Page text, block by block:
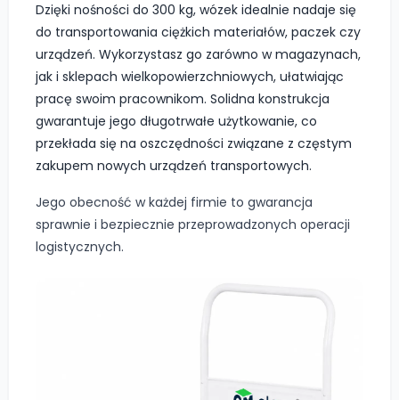
Dzięki nośności do 300 kg, wózek idealnie nadaje się
do transportowania ciężkich materiałów, paczek czy
urządzeń. Wykorzystasz go zarówno w magazynach,
jak i sklepach wielkopowierzchniowych, ułatwiając
pracę swoim pracownikom. Solidna konstrukcja
gwarantuje jego długotrwałe użytkowanie, co
przekłada się na oszczędności związane z częstym
zakupem nowych urządzeń transportowych.
Jego obecność w każdej firmie to gwarancja
sprawnie i bezpiecznie przeprowadzonych operacji
logistycznych.